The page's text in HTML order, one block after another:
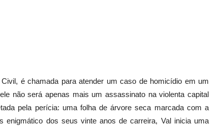
é chamada para atender um caso de homicídio em um
não será apenas mais um assassinato na violenta capital
pela perícia: uma folha de árvore seca marcada com a
enigmático dos seus vinte anos de carreira, Val inicia uma